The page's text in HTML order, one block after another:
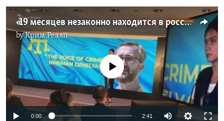
«19 месяцев незаконно находится в российской тюрьме», – жена фрилансера Крым.Реалии Владислава Есипенко Екатерина
byКрим.Реалії
No media source currently available
0:00 2:41